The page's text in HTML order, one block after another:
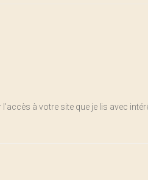
à votre site que je lis avec